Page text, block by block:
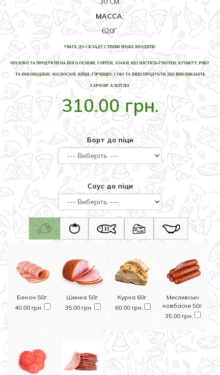
МАССА:
620Г.
УВАГА, ДО СКЛАДУ СТРАВИ МОЖЕ ВХОДИТИ:
МОЛОКО ТА ПРОДУКТИ НА ЙОГО ОСНОВІ; ГОРІХИ; ЗЛАКИ, ЩО МІСТЯТЬ ГЛЮТЕН; КУНЖУТ; РИБУ
ТА РАКОПОДІБНІ; МОЛЮСКИ; ЯЙЦЯ; ГІРЧИЦЮ; СОЮ ТА ІНШІ ПРОДУКТИ, ЩО ВИКЛИКАЮТЬ
ХАРЧОВУ АЛЕРГІЮ.
310.00 грн.
Борт до піци
Соус до піци
Бекон 50г.
40.00 грн.
Шинка 50г.
35.00 грн.
Курка 60г.
60.00 грн.
Мисливські
ковбаски 50г.
35.00 грн.